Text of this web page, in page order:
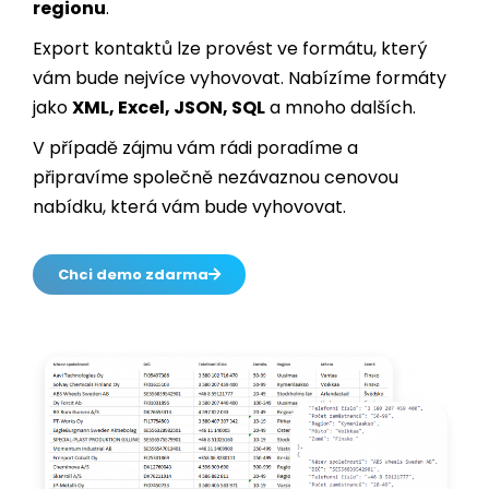
vám bude nejvíce vyhovovat. Nabízíme formáty
jakoXML, Excel, JSON, SQLa mnoho dalších.
V případě zájmu vám rádi poradíme a
připravíme společně nezávaznou cenovou
nabídku, která vám bude vyhovovat.
Chci demo zdarma